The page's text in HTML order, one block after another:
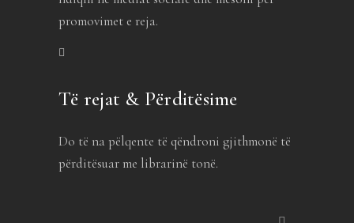
promovimet e reja.
Të rejat & Përditësime
Do të na pëlqente të qëndroni gjithmonë të
përditësuar me librarinë tonë.